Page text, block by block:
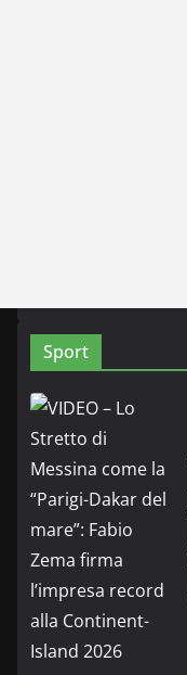
Sport